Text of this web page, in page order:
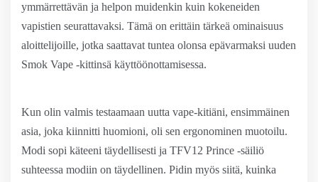
ymmärrettävän ja helpon muidenkin kuin kokeneiden
vapistien seurattavaksi. Tämä on erittäin tärkeä ominaisuus
aloittelijoille, jotka saattavat tuntea olonsa epävarmaksi uuden
Smok Vape -kittinsä käyttöönottamisessa.
Kun olin valmis testaamaan uutta vape-kitiäni, ensimmäinen
asia, joka kiinnitti huomioni, oli sen ergonominen muotoilu.
Modi sopi käteeni täydellisesti ja TFV12 Prince -säiliö
suhteessa modiin on täydellinen. Pidin myös siitä, kuinka